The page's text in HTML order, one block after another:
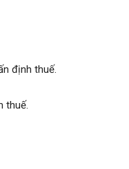
định thuế.
thuế.